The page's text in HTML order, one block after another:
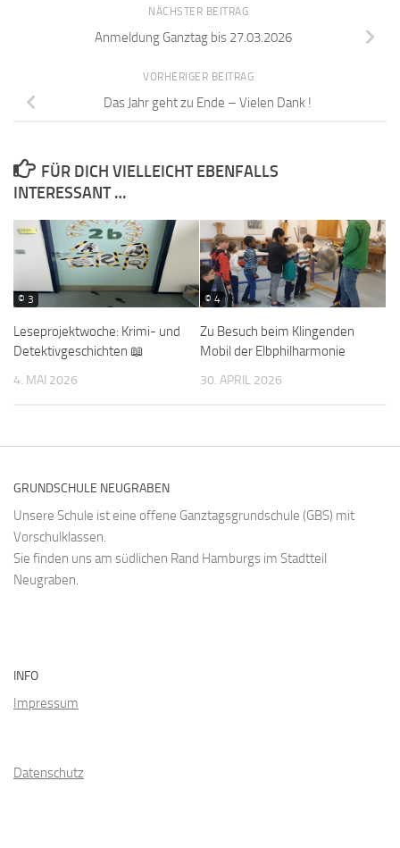
NÄCHSTER BEITRAG
Anmeldung Ganztag bis 27.03.2026
VORHERIGER BEITRAG
Das Jahr geht zu Ende – Vielen Dank !
FÜR DICH VIELLEICHT EBENFALLS
INTERESSANT …
© 3
Leseprojektwoche: Krimi- und
Detektivgeschichten 📖
4. MAI 2026
© 4
Zu Besuch beim Klingenden
Mobil der Elbphilharmonie
30. APRIL 2026
GRUNDSCHULE NEUGRABEN
Unsere Schule ist eine offene Ganztagsgrundschule (GBS) mit
Vorschulklassen.
Sie finden uns am südlichen Rand Hamburgs im Stadtteil
Neugraben.
INFO
Impressum
Datenschutz